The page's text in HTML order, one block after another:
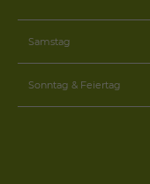
Samstag
Sonntag & Feiertag